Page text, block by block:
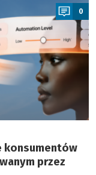
0
konsumentów
przez